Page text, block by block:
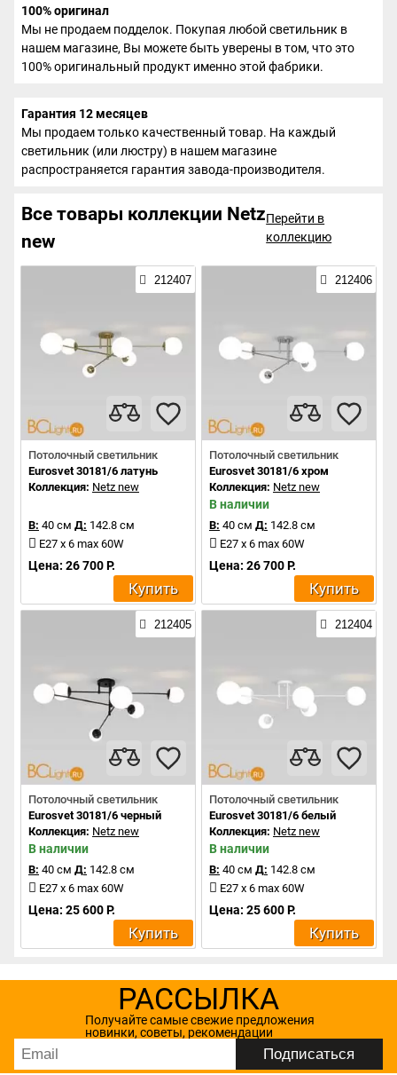
100% оригинал
Мы не продаем подделок. Покупая любой светильник в
нашем магазине, Вы можете быть уверены в том, что это
100% оригинальный продукт именно этой фабрики.
Гарантия 12 месяцев
Мы продаем только качественный товар. На каждый
светильник (или люстру) в нашем магазине
распространяется гарантия завода-производителя.
Все товары коллекции Netz
new
Перейти в
коллекцию
212407
Потолочный светильник
Eurosvet 30181/6 латунь
Коллекция: Netz new
В: 40 см Д: 142.8 см
E27 x 6 max 60W
Цена: 26 700 Р.
Купить
212406
Потолочный светильник
Eurosvet 30181/6 хром
Коллекция: Netz new
В наличии
В: 40 см Д: 142.8 см
E27 x 6 max 60W
Цена: 26 700 Р.
Купить
212405
Потолочный светильник
Eurosvet 30181/6 черный
Коллекция: Netz new
В наличии
В: 40 см Д: 142.8 см
E27 x 6 max 60W
Цена: 25 600 Р.
Купить
212404
Потолочный светильник
Eurosvet 30181/6 белый
Коллекция: Netz new
В наличии
В: 40 см Д: 142.8 см
E27 x 6 max 60W
Цена: 25 600 Р.
Купить
РАССЫЛКА
Получайте самые свежие предложения
новинки, советы, рекомендации